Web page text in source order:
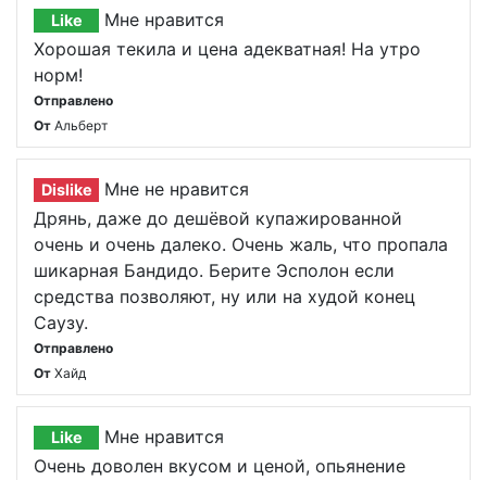
Like
Мне нравится
Хорошая текила и цена адекватная! На утро
норм!
Отправлено
От Альберт
Dislike
Мне не нравится
Дрянь, даже до дешёвой купажированной
очень и очень далеко. Очень жаль, что пропала
шикарная Бандидо. Берите Эсполон если
средства позволяют, ну или на худой конец
Саузу.
Отправлено
От Хайд
Like
Мне нравится
Очень доволен вкусом и ценой, опьянение